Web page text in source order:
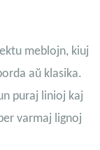
meblojn, kiuj
aŭ klasika.
puraj linioj kaj
varmaj lignoj